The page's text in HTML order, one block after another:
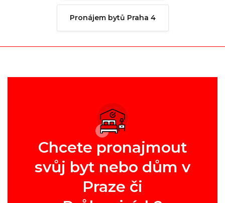
Pronájem bytů Praha 4
Chcete pronajmout
svůj byt nebo dům v
Praze či